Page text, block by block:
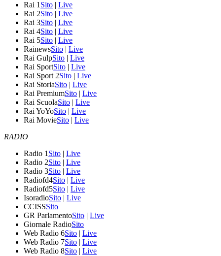
Rai 1 Sito | Live
Rai 2Sito | Live
Rai 3Sito | Live
Rai 4Sito | Live
Rai 5Sito | Live
RainewsSito | Live
Rai GulpSito | Live
Rai SportSito | Live
Rai Sport 2Sito | Live
Rai StoriaSito | Live
Rai PremiumSito | Live
Rai ScuolaSito | Live
Rai YoYoSito | Live
Rai MovieSito | Live
RADIO
Radio 1 Sito | Live
Radio 2Sito | Live
Radio 3Sito | Live
Radiofd4Sito | Live
Radiofd5Sito | Live
IsoradioSito | Live
CCISSSito
GR ParlamentoSito | Live
Giornale RadioSito
Web Radio 6Sito | Live
Web Radio 7Sito | Live
Web Radio 8Sito | Live